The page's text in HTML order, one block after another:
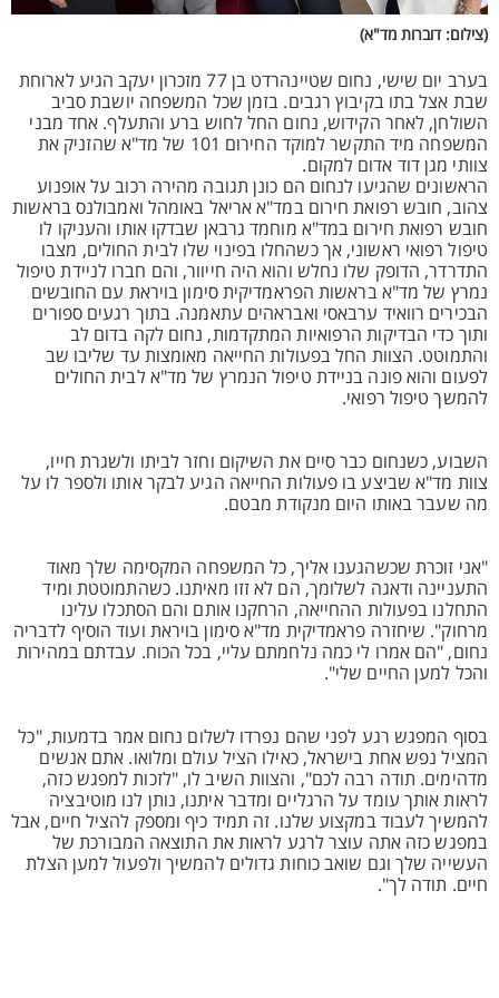
(צילום: דוברות מד"א)
בערב יום שישי, נחום שטיינהרדט בן 77 מזכרון יעקב הגיע לארוחת
שבת אצל בתו בקיבוץ רגבים. בזמן שכל המשפחה יושבת סביב
השולחן, לאחר הקידוש, נחום החל לחוש ברע והתעלף. אחד מבני
המשפחה מיד התקשר למוקד החירום 101 של מד"א שהזניק את
צוותי מגן דוד אדום למקום.
הראשונים שהגיעו לנחום הם כונן תגובה מהירה רכוב על אופנוע
צהוב, חובש רפואת חירום במד"א אריאל באומהל ואמבולנס בראשות
חובש רפואת חירום במד"א מוחמד גרבאן שבדקו אותו והעניקו לו
טיפול רפואי ראשוני, אך כשהחלו בפינוי שלו לבית החולים, מצבו
התדרדר, הדופק שלו נחלש והוא היה חייוור, והם חברו לניידת טיפול
נמרץ של מד"א בראשות הפראמדיקית סימון בויראת עם החובשים
הבכירים רוואיד ערבאסי ואבראהים עתאמנה. בתוך רגעים ספורים
ותוך כדי הבדיקות הרפואיות המתקדמות, נחום לקה בדום לב
והתמוטט. הצוות החל בפעולות החייאה מאומצות עד שליבו שב
לפעום והוא פונה בניידת טיפול הנמרץ של מד"א לבית החולים
להמשך טיפול רפואי.
השבוע, כשנחום כבר סיים את השיקום וחזר לביתו ולשגרת חייו,
צוות מד"א שביצע בו פעולות החייאה הגיע לבקר אותו ולספר לו על
מה שעבר באותו היום מנקודת מבטם.
"אני זוכרת שכשהגענו אליך, כל המשפחה המקסימה שלך מאוד
התעניינה ודאגה לשלומך, הם לא זזו מאיתנו. כשהתמוטטת ומיד
התחלנו בפעולות ההחייאה, הרחקנו אותם והם הסתכלו עלינו
מרחוק". שיחזרה פראמדיקית מד"א סימון בויראת ועוד הוסיף לדבריה
נחום, "הם אמרו לי כמה נלחמתם עליי, בכל הכוח. עבדתם במהירות
והכל למען החיים שלי".
בסוף המפגש רגע לפני שהם נפרדו לשלום נחום אמר בדמעות, "כל
המציל נפש אחת בישראל, כאילו הציל עולם ומלואו. אתם אנשים
מדהימים. תודה רבה לכם", והצוות השיב לו, "לזכות למפגש כזה,
לראות אותך עומד על הרגליים ומדבר איתנו, נותן לנו מוטיבציה
להמשיך לעבוד במקצוע שלנו. זה תמיד כיף ומספק להציל חיים, אבל
במפגש כזה אתה עוצר לרגע לראות את התוצאה המבורכת של
העשייה שלך וגם שואב כוחות גדולים להמשיך ולפעול למען הצלת
חיים. תודה לך".